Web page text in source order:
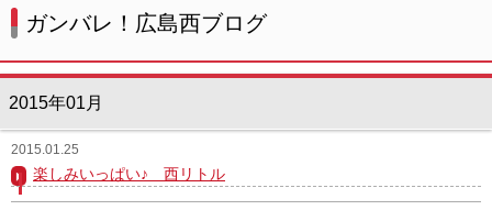
試合結果
想い出アルバム
ガンバレ！広島西ブログ
2015年01月
2015.01.25
楽しみいっぱい♪ 西リトル